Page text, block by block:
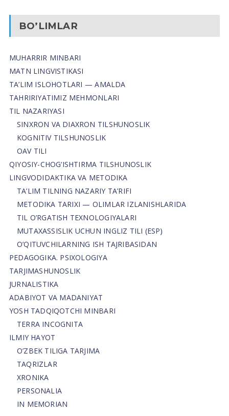
BO’LIMLAR
MUHARRIR MINBARI
MATN LINGVISTIKASI
TA’LIM ISLOHOTLARI — AMALDA
TAHRIRIYATIMIZ MEHMONLARI
TIL NAZARIYASI
SINXRON VA DIAXRON TILSHUNOSLIK
KOGNITIV TILSHUNOSLIK
OAV TILI
QIYOSIY-CHOG‘ISHTIRMA TILSHUNOSLIK
LINGVODIDAKTIKA VA METODIKA
TA’LIM TILNING NAZARIY TA’RIFI
METODIKA TARIXI — OLIMLAR IZLANISHLARIDA
TIL O’RGATISH TEXNOLOGIYALARI
MUTAXASSISLIK UCHUN INGLIZ TILI (ESP)
O’QITUVCHILARNING ISH TAJRIBASIDAN
PEDAGOGIKA. PSIXOLOGIYA
TARJIMASHUNOSLIK
JURNALISTIKA
ADABIYOT VA MADANIYAT
YOSH TADQIQOTCHI MINBARI
TERRA INCOGNITA
ILMIY HAYOT
O’ZBEK TILIGA TARJIMA
TAQRIZLAR
XRONIKA
PERSONALIA
IN MEMORIAN